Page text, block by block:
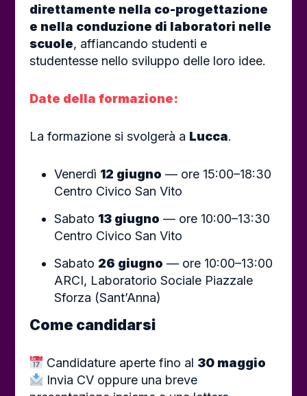
direttamente nella co-progettazione
e nella conduzione di laboratori nelle
scuole, affiancando studenti e
studentesse nello sviluppo delle loro idee.
Date della formazione:
La formazione si svolgerà a Lucca.
Venerdì 12 giugno — ore 15:00–18:30
Centro Civico San Vito
Sabato 13 giugno — ore 10:00–13:30
Centro Civico San Vito
Sabato 26 giugno — ore 10:00–13:00
ARCI, Laboratorio Sociale Piazzale
Sforza (Sant’Anna)
Come candidarsi
Candidature aperte fino al 30 maggio
Invia CV oppure una breve